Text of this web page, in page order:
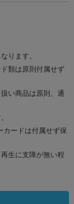
ります。
類は原則付属せず
い商品は原則、通
カードは付属せず保
生に支障が無い程